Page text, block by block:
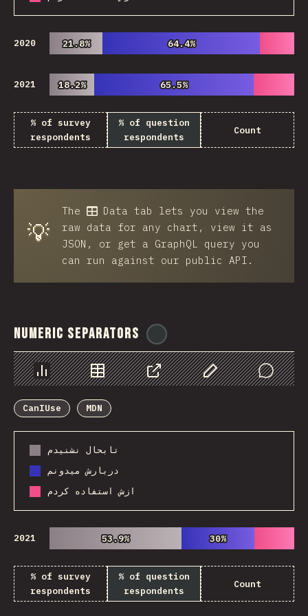
2020 21.8%
21.8% 64.4%
64.4%
2021 18.2%
18.2% 65.5%
65.5%
% of survey
respondents
% of question
respondents
Count
💡
The Data tab lets you view the
raw data for any chart, view it as
JSON, or get a GraphQL query you
can run against our public API.
Numeric Separators
Chart Data Share Customize Data
Comments
CanIUse
MDN
تابحال نشنیدم
دربارش میدونم
ازش استفاده کردم
2021 53.9%
53.9% 30%
30%
% of survey
respondents
% of question
respondents
Count